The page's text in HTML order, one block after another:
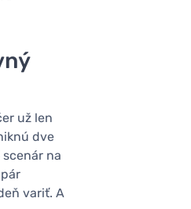
už len
dve
na
variť. A